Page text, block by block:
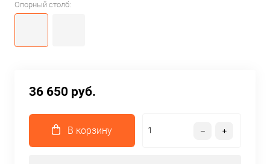
Опорный столб:
36 650 руб.
В корзину